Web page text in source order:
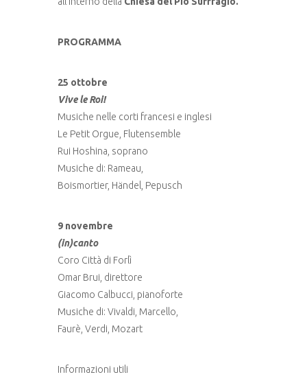
PROGRAMMA
25 ottobre
Vive le Roi!
Musiche nelle corti francesi e inglesi
Le Petit Orgue, Flutensemble
Rui Hoshina, soprano
Musiche di: Rameau,
Boismortier, Händel, Pepusch
9 novembre
(in)canto
Coro Città di Forlì
Omar Brui, direttore
Giacomo Calbucci, pianoforte
Musiche di: Vivaldi, Marcello,
Faurè, Verdi, Mozart
Informazioni utili